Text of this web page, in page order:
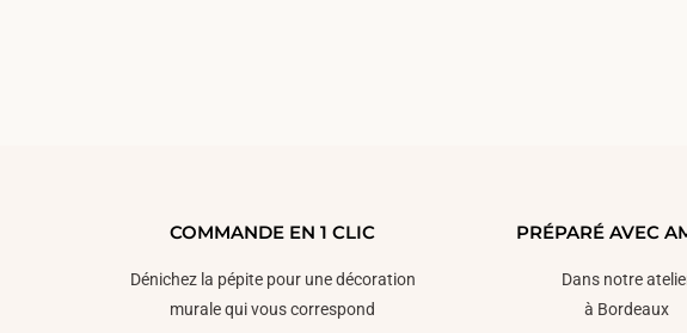
COMMANDE EN 1 CLIC
Dénichez la pépite pour une décoration
murale qui vous correspond
PRÉPARÉ AVEC
Dans notre
à Bordeaux